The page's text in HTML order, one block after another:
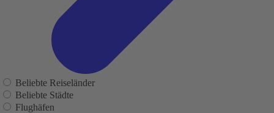
Beliebte Reiseländer
Beliebte Städte
Flughäfen